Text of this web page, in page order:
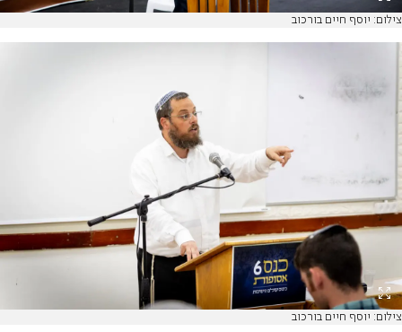
צילום: יוסף חיים בורכוב
צילום: יוסף חיים בורכוב